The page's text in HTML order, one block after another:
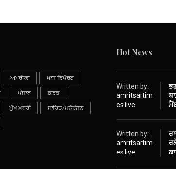
ਅਮਰੀਕਾ ਖਾਸ ਰਿਪੋਰਟ
ਪੰਜਾਬ ਭਾਰਤ
ਮੁੱਖ ਖ਼ਬਰਾਂ ਸਾਹਿਤ/ਮਨੋਰੰਜਨ
Hot News
Written by:
amritsartim
es.live
Written by:
amritsartim
es.live